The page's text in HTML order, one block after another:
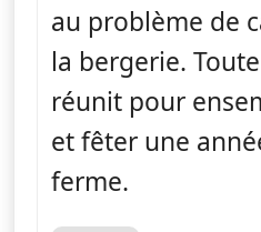
au problème de
la bergerie.
réunit pour
et fêter une
ferme.